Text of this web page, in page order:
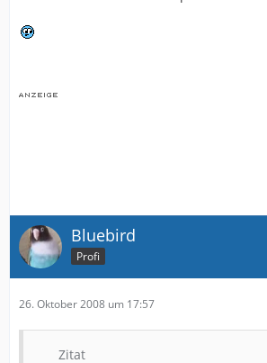
Bluebird
Profi
26. Oktober 2008 um 17:57
Zitat